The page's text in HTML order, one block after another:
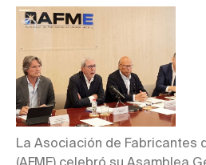
La Asociación de Fabricantes